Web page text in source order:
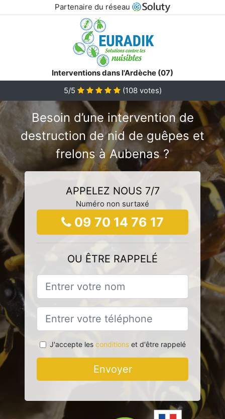
Partenaire du réseau
Interventions dans l'Ardèche (07)
5/5
(108votes)
Besoin d’une intervention de
destruction de nid de guêpes et
frelons à Aubenas ?
APPELEZ NOUS 7/7
Numéro non surtaxé
09 70 14 76 17
OU ÊTRE RAPPELÉ
J'accepte les conditionset d'être rappelé
Envoyer